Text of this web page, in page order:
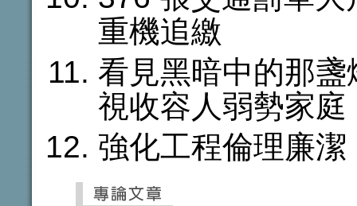
重機追繳
看見黑暗中的那
視收容人弱勢家庭
強化工程倫理廉